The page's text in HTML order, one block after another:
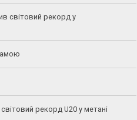
світовий рекорд у
рекорд U20 у метані